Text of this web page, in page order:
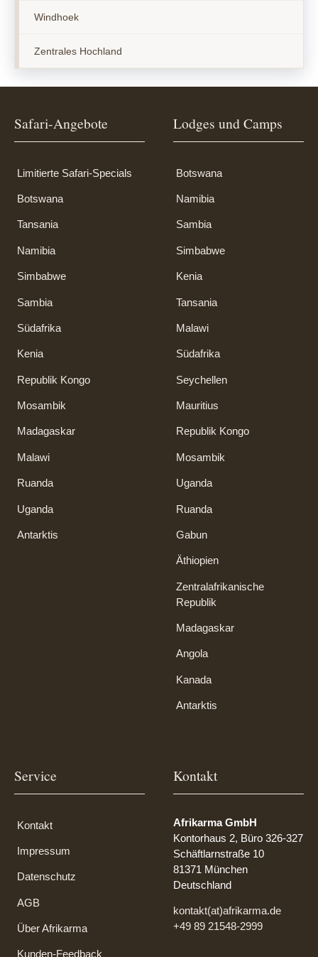
Windhoek
Zentrales Hochland
Safari-Angebote
Limitierte Safari-Specials
Botswana
Tansania
Namibia
Simbabwe
Sambia
Südafrika
Kenia
Republik Kongo
Mosambik
Madagaskar
Malawi
Ruanda
Uganda
Antarktis
Lodges und Camps
Botswana
Namibia
Sambia
Simbabwe
Kenia
Tansania
Malawi
Südafrika
Seychellen
Mauritius
Republik Kongo
Mosambik
Uganda
Ruanda
Gabun
Äthiopien
Zentralafrikanische
Republik
Madagaskar
Angola
Kanada
Antarktis
Service
Kontakt
Impressum
Datenschutz
AGB
Über Afrikarma
Kunden-Feedback
Kontakt
Afrikarma GmbH
Kontorhaus 2, Büro 326-327
Schäftlarnstraße 10
81371 München
Deutschland
kontakt(at)afrikarma.de
+49 89 21548-2999